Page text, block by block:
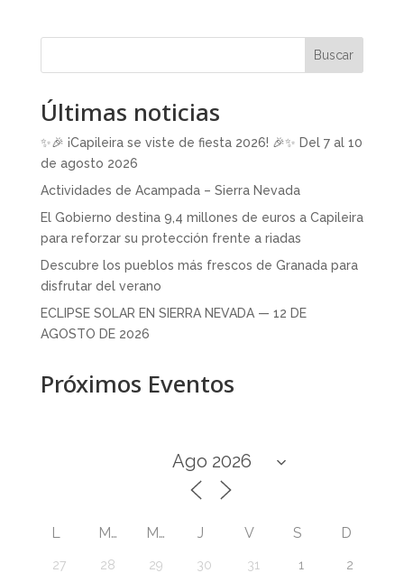
Buscar
Últimas noticias
✨🎉 ¡Capileira se viste de fiesta 2026! 🎉✨ Del 7 al 10
de agosto 2026
Actividades de Acampada – Sierra Nevada
El Gobierno destina 9,4 millones de euros a Capileira
para reforzar su protección frente a riadas
Descubre los pueblos más frescos de Granada para
disfrutar del verano
ECLIPSE SOLAR EN SIERRA NEVADA — 12 DE
AGOSTO DE 2026
Próximos Eventos
L M M J V S D
27 28 29 30 31 1 2